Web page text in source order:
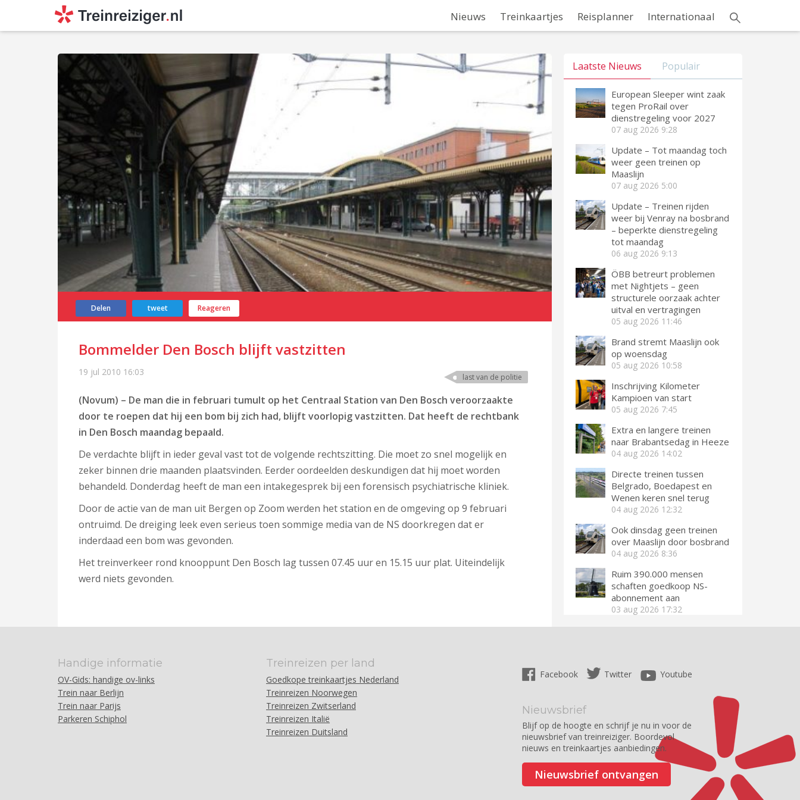
Nieuws Treinkaartjes Reisplanner Internationaal
Delen tweet Reageren
Bommelder Den Bosch blijft vastzitten
19 jul 2010 16:03 last van de politie
(Novum) – De man die in februari tumult op het Centraal Station van Den Bosch veroorzaakte
door te roepen dat hij een bom bij zich had, blijft voorlopig vastzitten. Dat heeft de rechtbank
in Den Bosch maandag bepaald.
De verdachte blijft in ieder geval vast tot de volgende rechtszitting. Die moet zo snel mogelijk en
zeker binnen drie maanden plaatsvinden. Eerder oordeelden deskundigen dat hij moet worden
behandeld. Donderdag heeft de man een intakegesprek bij een forensisch psychiatrische kliniek.
Door de actie van de man uit Bergen op Zoom werden het station en de omgeving op 9 februari
ontruimd. De dreiging leek even serieus toen sommige media van de NS doorkregen dat er
inderdaad een bom was gevonden.
Het treinverkeer rond knooppunt Den Bosch lag tussen 07.45 uur en 15.15 uur plat. Uiteindelijk
werd niets gevonden.
Laatste Nieuws Populair
European Sleeper wint zaak
tegen ProRail over
dienstregeling voor 2027
07 aug 2026 9:28
Update – Tot maandag toch
weer geen treinen op
Maaslijn
07 aug 2026 5:00
Update – Treinen rijden
weer bij Venray na bosbrand
– beperkte dienstregeling
tot maandag
06 aug 2026 9:13
ÖBB betreurt problemen
met Nightjets – geen
structurele oorzaak achter
uitval en vertragingen
05 aug 2026 11:46
Brand stremt Maaslijn ook
op woensdag
05 aug 2026 10:58
Inschrijving Kilometer
Kampioen van start
05 aug 2026 7:45
Extra en langere treinen
naar Brabantsedag in Heeze
04 aug 2026 14:02
Directe treinen tussen
Belgrado, Boedapest en
Wenen keren snel terug
04 aug 2026 12:32
Ook dinsdag geen treinen
over Maaslijn door bosbrand
04 aug 2026 8:36
Ruim 390.000 mensen
schaften goedkoop NS-
abonnement aan
03 aug 2026 17:32
Handige informatie
OV-Gids: handige ov-links
Trein naar Berlijn
Trein naar Parijs
Parkeren Schiphol
Treinreizen per land
Goedkope treinkaartjes Nederland
Treinreizen Noorwegen
Treinreizen Zwitserland
Treinreizen Italië
Treinreizen Duitsland
Facebook Twitter Youtube
Nieuwsbrief
Blijf op de hoogte en schrijf je nu in voor de
nieuwsbrief van treinreiziger. Boordevol
nieuws en treinkaartjes aanbiedingen.
Nieuwsbrief ontvangen